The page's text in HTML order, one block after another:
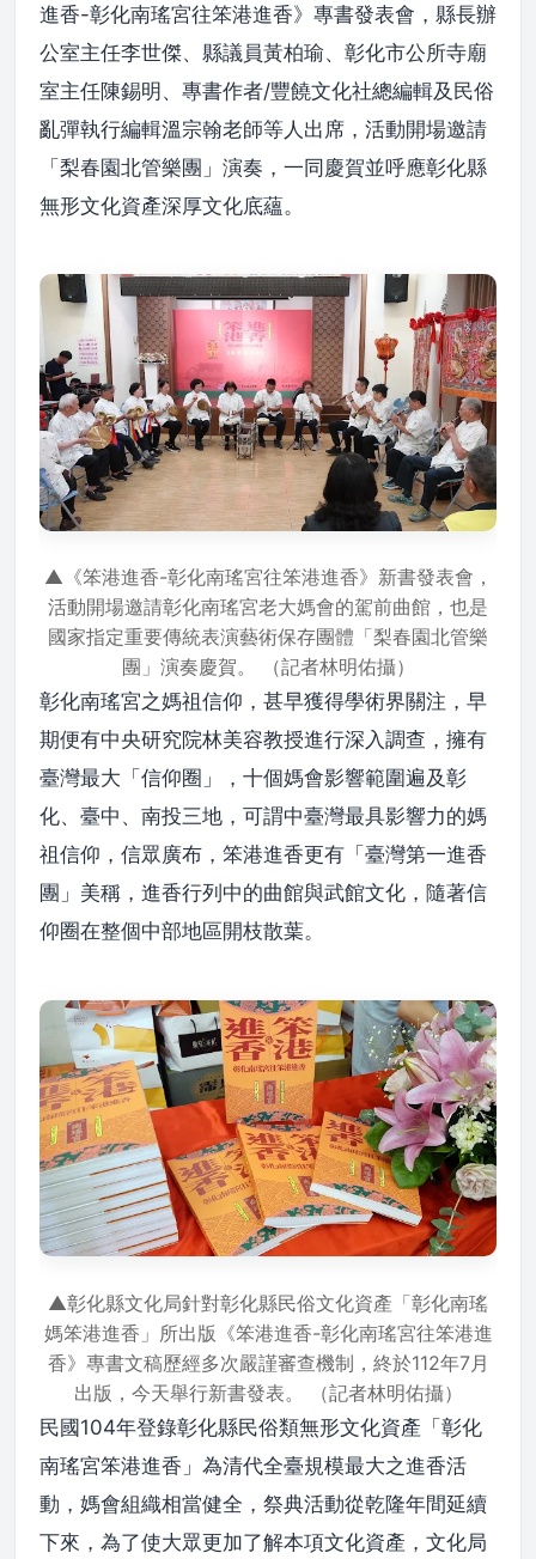
進香-彰化南瑤宮往笨港進香》專書發表會，縣長辦
公室主任李世傑、縣議員黃柏瑜、彰化市公所寺廟
室主任陳錫明、專書作者/豐饒文化社總編輯及民俗
亂彈執行編輯溫宗翰老師等人出席，活動開場邀請
「梨春園北管樂團」演奏，一同慶賀並呼應彰化縣
無形文化資產深厚文化底蘊。
▲《笨港進香-彰化南瑤宮往笨港進香》新書發表會，
活動開場邀請彰化南瑤宮老大媽會的駕前曲館，也是
國家指定重要傳統表演藝術保存團體「梨春園北管樂
團」演奏慶賀。 （記者林明佑攝）
彰化南瑤宮之媽祖信仰，甚早獲得學術界關注，早
期便有中央研究院林美容教授進行深入調查，擁有
臺灣最大「信仰圈」，十個媽會影響範圍遍及彰
化、臺中、南投三地，可謂中臺灣最具影響力的媽
祖信仰，信眾廣布，笨港進香更有「臺灣第一進香
團」美稱，進香行列中的曲館與武館文化，隨著信
仰圈在整個中部地區開枝散葉。
▲彰化縣文化局針對彰化縣民俗文化資產「彰化南瑤
媽笨港進香」所出版《笨港進香-彰化南瑤宮往笨港進
香》專書文稿歷經多次嚴謹審查機制，終於112年7月
出版，今天舉行新書發表。 （記者林明佑攝）
民國104年登錄彰化縣民俗類無形文化資產「彰化
南瑤宮笨港進香」為清代全臺規模最大之進香活
動，媽會組織相當健全，祭典活動從乾隆年間延續
下來，為了使大眾更加了解本項文化資產，文化局